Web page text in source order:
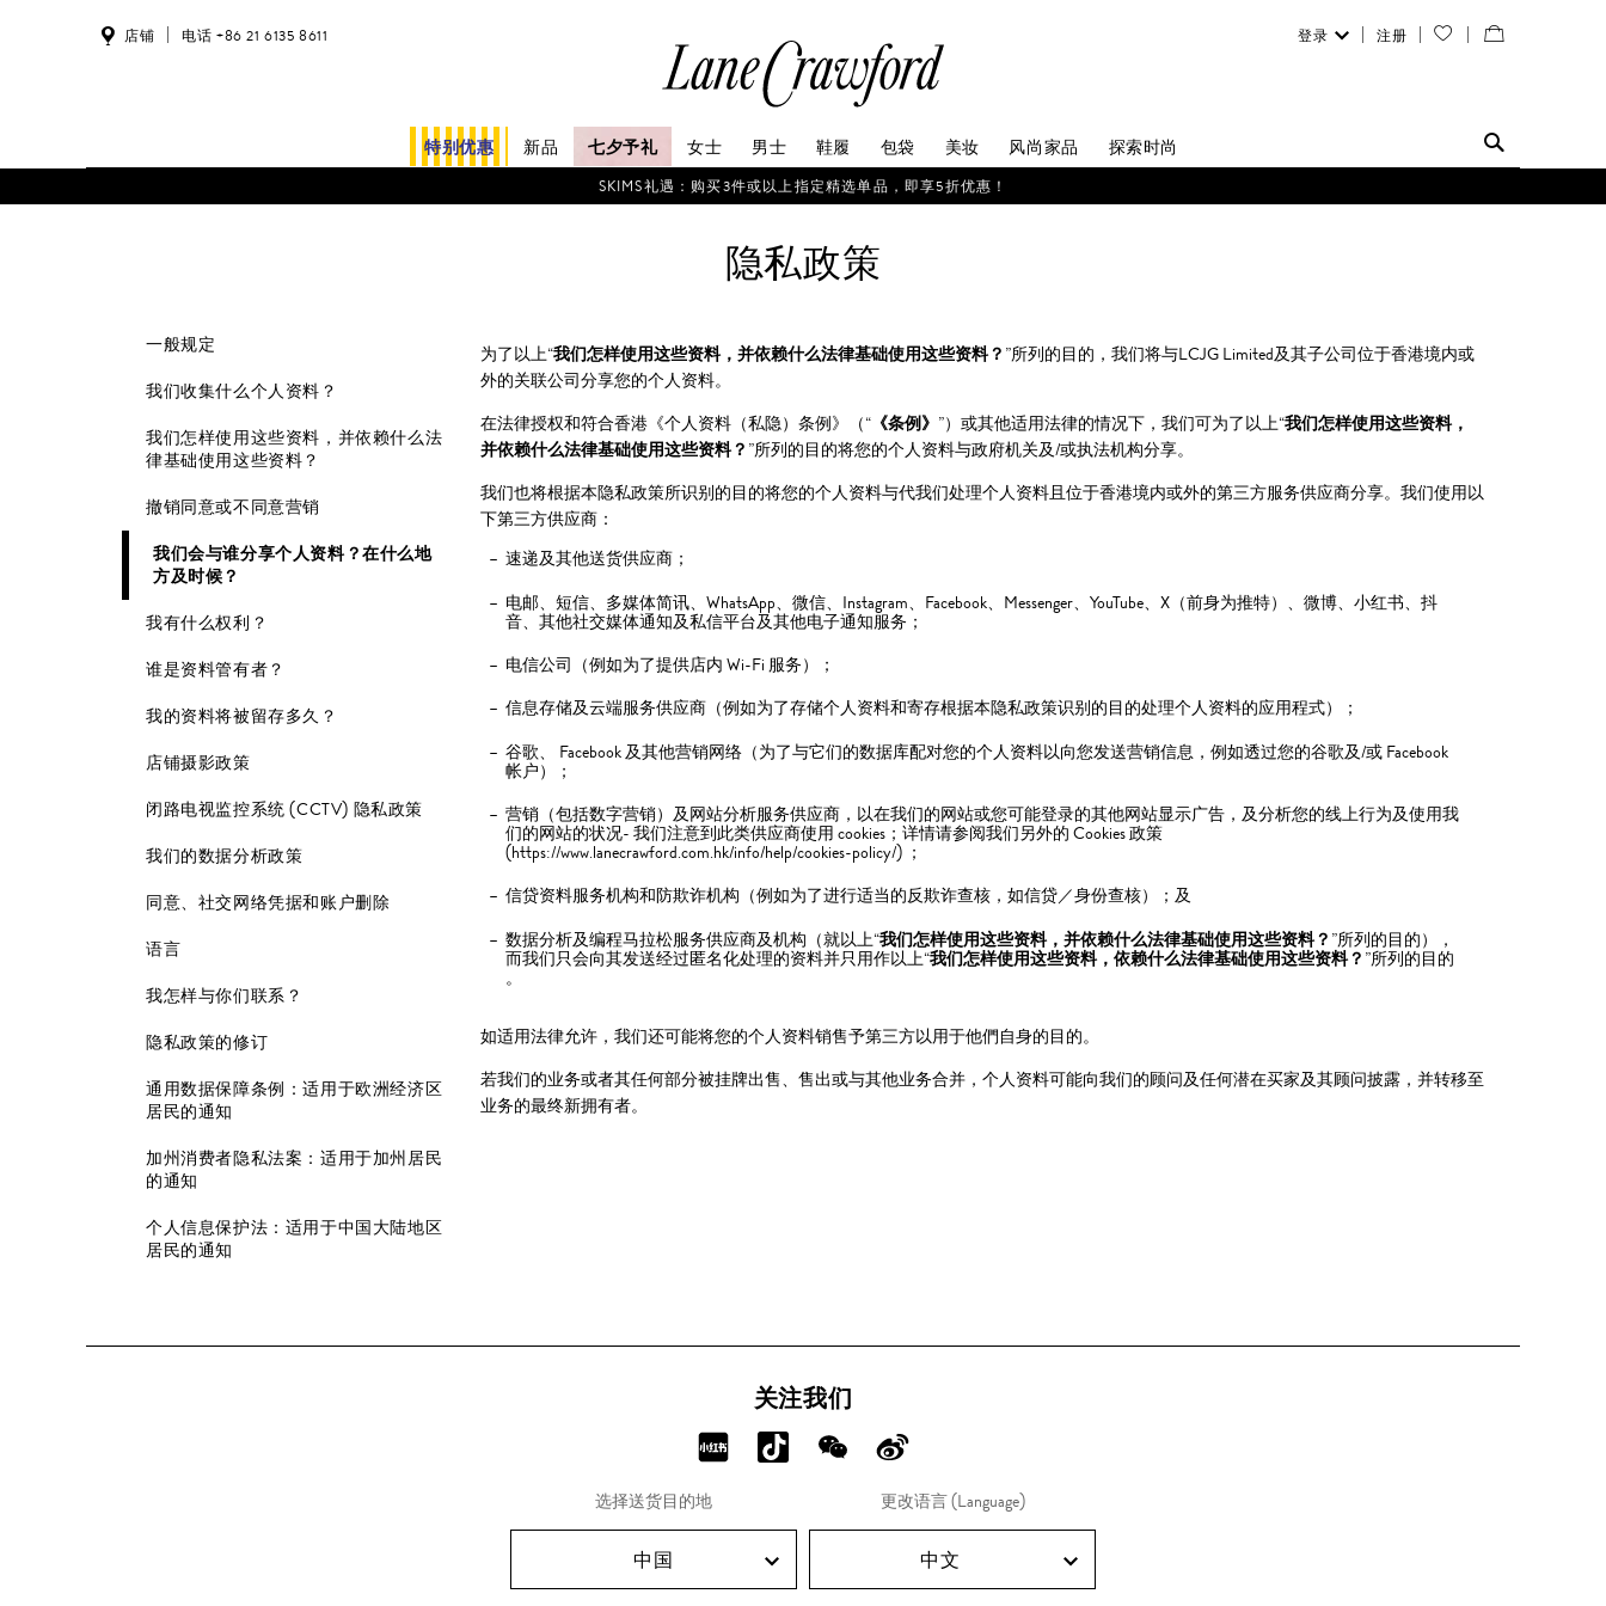
索
你
的
登录 注册 您
望 修
店铺 电话 +86 21 6135 8611
特别优惠 新品 七夕予礼 女士 男士 鞋履 包袋 美妆 风尚家品 探索时尚
SKIMS礼遇：购买3件或以上指定精选单品，即享5折优惠！
隐私政策
一般规定
我们收集什么个人资料？
我们怎样使用这些资料，并依赖什么法
律基础使用这些资料？
撤销同意或不同意营销
我们会与谁分享个人资料？在什么地
方及时候？
我有什么权利？
谁是资料管有者？
我的资料将被留存多久？
店铺摄影政策
闭路电视监控系统 (CCTV) 隐私政策
我们的数据分析政策
同意、社交网络凭据和账户删除
语言
我怎样与你们联系？
隐私政策的修订
通用数据保障条例：适用于欧洲经济区
居民的通知
加州消费者隐私法案：适用于加州居民
的通知
个人信息保护法：适用于中国大陆地区
居民的通知
为了以上“我们怎样使用这些资料，并依赖什么法律基础使用这些资料？ ”所列的目的，我们将与LCJG Limited及其子公司位于香港境内或
外的关联公司分享您的个人资料。
在法律授权和符合香港《个人资料（私隐）条例》（“ 《条例》 ”）或其他适用法律的情况下，我们可为了以上“我们怎样使用这些资料，
并依赖什么法律基础使用这些资料？ ”所列的目的将您的个人资料与政府机关及/或执法机构分享。
我们也将根据本隐私政策所识别的目的将您的个人资料与代我们处理个人资料且位于香港境内或外的第三方服务供应商分享。我们使用以
下第三方供应商：
速递及其他送货供应商；
电邮、短信、多媒体简讯、WhatsApp、微信、Instagram、Facebook、Messenger、YouTube、X（前身为推特）、微博、小红书、抖
音、其他社交媒体通知及私信平台及其他电子通知服务；
电信公司（例如为了提供店内 Wi-Fi 服务）；
信息存储及云端服务供应商（例如为了存储个人资料和寄存根据本隐私政策识别的目的处理个人资料的应用程式）；
谷歌、 Facebook 及其他营销网络（为了与它们的数据库配对您的个人资料以向您发送营销信息，例如透过您的谷歌及/或 Facebook
帐户）；
营销（包括数字营销）及网站分析服务供应商，以在我们的网站或您可能登录的其他网站显示广告，及分析您的线上行为及使用我
们的网站的状况- 我们注意到此类供应商使用 cookies；详情请参阅我们另外的 Cookies 政策
(https://www.lanecrawford.com.hk/info/help/cookies-policy/) ；
信贷资料服务机构和防欺诈机构（例如为了进行适当的反欺诈查核，如信贷／身份查核）；及
数据分析及编程马拉松服务供应商及机构（就以上“我们怎样使用这些资料，并依赖什么法律基础使用这些资料？ ”所列的目的），
而我们只会向其发送经过匿名化处理的资料并只用作以上“我们怎样使用这些资料，依赖什么法律基础使用这些资料？ ”所列的目的
。
如适用法律允许，我们还可能将您的个人资料销售予第三方以用于他們自身的目的。
若我们的业务或者其任何部分被挂牌出售、售出或与其他业务合并，个人资料可能向我们的顾问及任何潜在买家及其顾问披露，并转移至
业务的最终新拥有者。
关注我们
分
RED!
分
Douyin!
分
WeChat!
分
享
Weibo!
选择送货目的地
中国
更改语言 (Language)
中文